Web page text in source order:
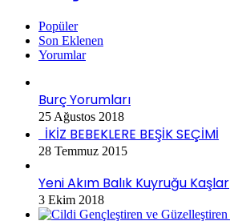
Popüler
Son Eklenen
Yorumlar
Burç Yorumları
25 Ağustos 2018
İKİZ BEBEKLERE BEŞİK SEÇİMİ
28 Temmuz 2015
Yeni Akım Balık Kuyruğu Kaşlar
3 Ekim 2018